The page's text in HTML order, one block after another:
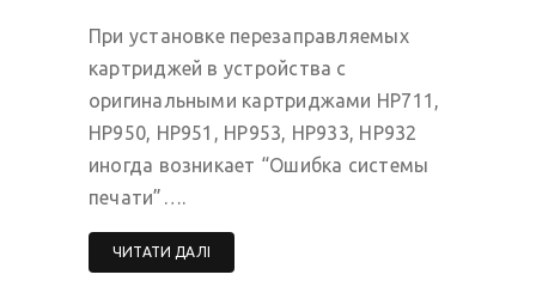
При установке перезаправляемых
картриджей в устройства с
оригинальными картриджами HP711,
HP950, HP951, HP953, HP933, HP932
иногда возникает “Ошибка системы
печати”….
ЧИТАТИ ДАЛІ